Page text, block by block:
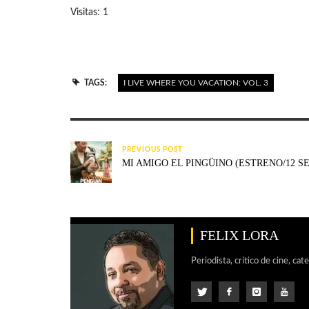
Visitas: 1
TAGS: I LIVE WHERE YOU VACATION: VOL. 3
PREVIOUS POST
MI AMIGO EL PINGÜINO (ESTRENO/12
FELIX LORA
Periodista, crítico de cine,